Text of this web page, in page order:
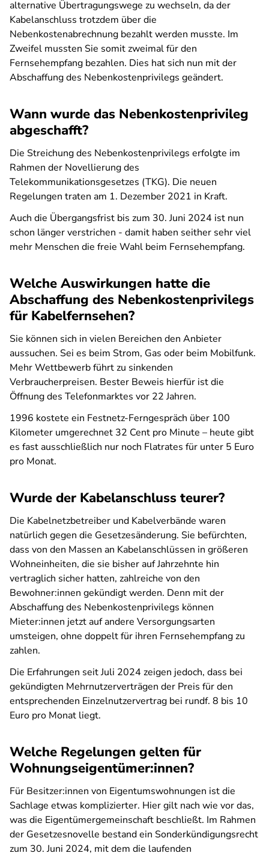
alternative Übertragungswege zu wechseln, da der
Kabelanschluss trotzdem über die
Nebenkostenabrechnung bezahlt werden musste. Im
Zweifel mussten Sie somit zweimal für den
Fernsehempfang bezahlen. Dies hat sich nun mit der
Abschaffung des Nebenkostenprivilegs geändert.
Wann wurde das Nebenkostenprivileg
abgeschafft?
Die Streichung des Nebenkostenprivilegs erfolgte im
Rahmen der Novellierung des
Telekommunikationsgesetzes (TKG). Die neuen
Regelungen traten am 1. Dezember 2021 in Kraft.
Auch die Übergangsfrist bis zum 30. Juni 2024 ist nun
schon länger verstrichen - damit haben seither sehr viel
mehr Menschen die freie Wahl beim Fernsehempfang.
Welche Auswirkungen hatte die
Abschaffung des Nebenkostenprivilegs
für Kabelfernsehen?
Sie können sich in vielen Bereichen den Anbieter
aussuchen. Sei es beim Strom, Gas oder beim Mobilfunk.
Mehr Wettbewerb führt zu sinkenden
Verbraucherpreisen. Bester Beweis hierfür ist die
Öffnung des Telefonmarktes vor 22 Jahren.
1996 kostete ein Festnetz-Ferngespräch über 100
Kilometer umgerechnet 32 Cent pro Minute – heute gibt
es fast ausschließlich nur noch Flatrates für unter 5 Euro
pro Monat.
Wurde der Kabelanschluss teurer?
Die Kabelnetzbetreiber und Kabelverbände waren
natürlich gegen die Gesetzesänderung. Sie befürchten,
dass von den Massen an Kabelanschlüssen in größeren
Wohneinheiten, die sie bisher auf Jahrzehnte hin
vertraglich sicher hatten, zahlreiche von den
Bewohner:innen gekündigt werden. Denn mit der
Abschaffung des Nebenkostenprivilegs können
Mieter:innen jetzt auf andere Versorgungsarten
umsteigen, ohne doppelt für ihren Fernsehempfang zu
zahlen.
Die Erfahrungen seit Juli 2024 zeigen jedoch, dass bei
gekündigten Mehrnutzerverträgen der Preis für den
entsprechenden Einzelnutzervertrag bei rundf. 8 bis 10
Euro pro Monat liegt.
Welche Regelungen gelten für
Wohnungseigentümer:innen?
Für Besitzer:innen von Eigentumswohnungen ist die
Sachlage etwas komplizierter. Hier gilt nach wie vor das,
was die Eigentümergemeinschaft beschließt. Im Rahmen
der Gesetzesnovelle bestand ein Sonderkündigungsrecht
zum 30. Juni 2024, mit dem die laufenden